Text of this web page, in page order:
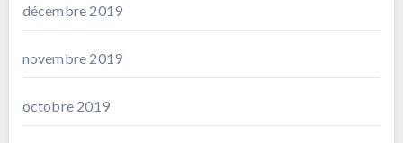
décembre 2019
novembre 2019
octobre 2019